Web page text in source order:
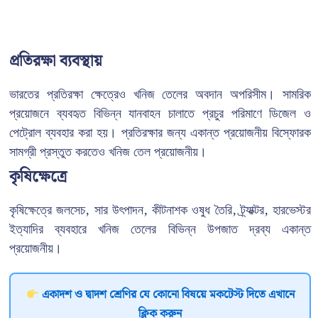
প্রতিরক্ষা ব্যবস্থায়
ভারতের প্রতিরক্ষা ক্ষেত্রেও খনিজ তেলের অবদান অপরিসীম। সামরিক
প্রয়োজনে ব্যবহৃত বিভিন্ন যানবাহন চালাতে প্রচুর পরিমাণে ডিজেল ও
পেট্রোল ব্যবহার করা হয়। প্রতিরক্ষার জন্য একান্ত প্রয়োজনীয় বিস্ফোরক
সামগ্রী প্রস্তুত করতেও খনিজ তেল প্রয়োজনীয়।
কৃষিক্ষেত্রে
কৃষিক্ষেত্রে জলসেচ, সার উৎপাদন, কীটনাশক ওষুধ তৈরি, ট্র্যাক্টর, হারভেস্টর
ইত্যাদির ব্যবহারে খনিজ তেলের বিভিন্ন উপজাত দ্রব্য একান্ত
প্রয়োজনীয়।
একাদশ ও দ্বাদশ শ্রেণির যে কোনো বিষয়ে মকটেস্ট দিতে এখানে
ক্লিক করুন